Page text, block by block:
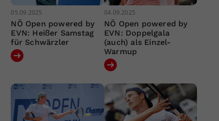
05.09.2025
NÖ Open powered by
EVN: Heißer Samstag
für Schwärzler
04.09.2025
NÖ Open powered by
EVN: Doppelgala
(auch) als Einzel-
Warmup